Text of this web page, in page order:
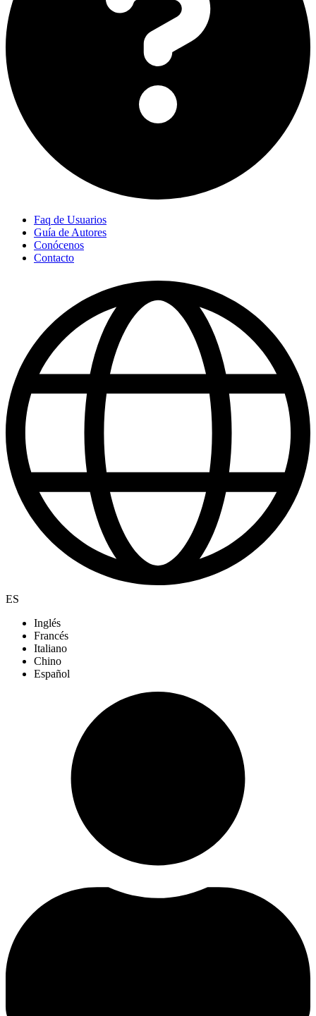
Faq de Usuarios
Guía de Autores
Conócenos
Contacto
ES
Inglés
Francés
Italiano
Chino
Español